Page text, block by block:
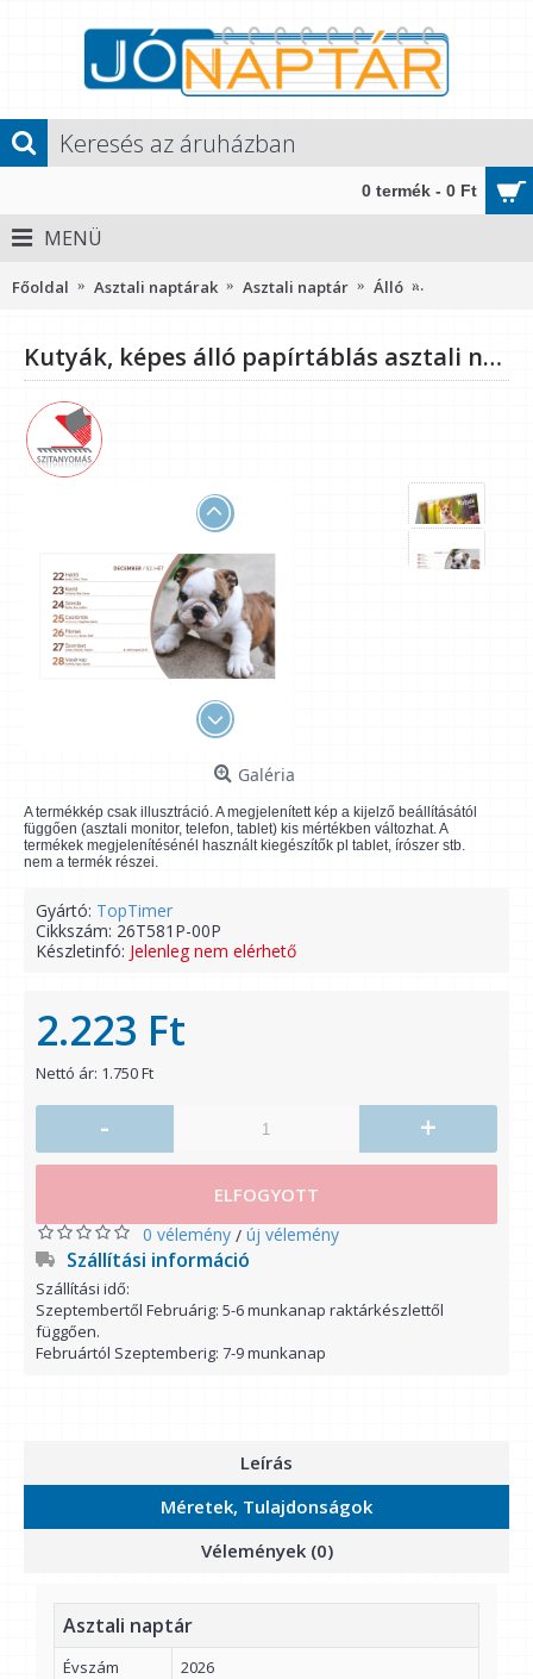
0 termék - 0 Ft
MENÜ
Főoldal Asztali naptárak Asztali naptár Álló
Kutyák, képes álló papírtáblás asztali naptár T058
Galéria
A termékkép csak illusztráció. A megjelenített kép a kijelző beállításától
függően (asztali monitor, telefon, tablet) kis mértékben változhat. A
termékek megjelenítésénél használt kiegészítők pl tablet, írószer stb.
nem a termék részei.
Gyártó: TopTimer
Cikkszám: 26T581P-00P
Készletinfó: Jelenleg nem elérhető
2.223 Ft
Nettó ár: 1.750 Ft
- +
ELFOGYOTT
0 vélemény / új vélemény
Szállítási információ
Szállítási idő:
Szeptembertől Februárig: 5-6 munkanap raktárkészlettől
függően.
Februártól Szeptemberig: 7-9 munkanap
Leírás
Méretek, Tulajdonságok
Vélemények (0)
Asztali naptár
Évszám
2026